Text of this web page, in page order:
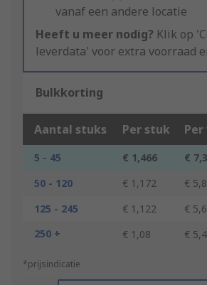
vanaf een andere locatie
Heeft u meer nodig? Klik op
leverdata' voor extra voorraad
Bulkkorting
Aantal stuks Per stuk
5 - 45 € 1,466
€
50 - 120
€ 1,172
€
125 - 245
€ 1,122
€
250 +
€ 1,08 €
*prijsindicatie